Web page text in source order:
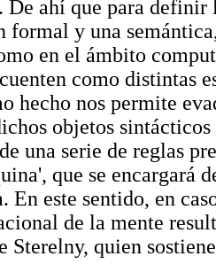
ahí que para definir
formal y una
en el ámbito
como distintas
hecho nos permite
objetos
una serie de reglas
que se encargará
En este sentido, en
de la mente
Sterelny, quien